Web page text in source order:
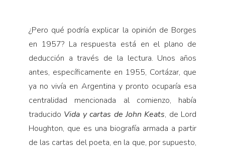
¿Pero qué podría explicar la opinión de Borges
en 1957? La respuesta está en el plano de
deducción a través de la lectura. Unos años
antes, específicamente en 1955, Cortázar, que
ya no vivía en Argentina y pronto ocuparía esa
centralidad mencionada al comienzo, había
traducido Vida y cartas de John Keats, de Lord
Houghton, que es una biografía armada a partir
de las cartas del poeta, en la que, por supuesto,